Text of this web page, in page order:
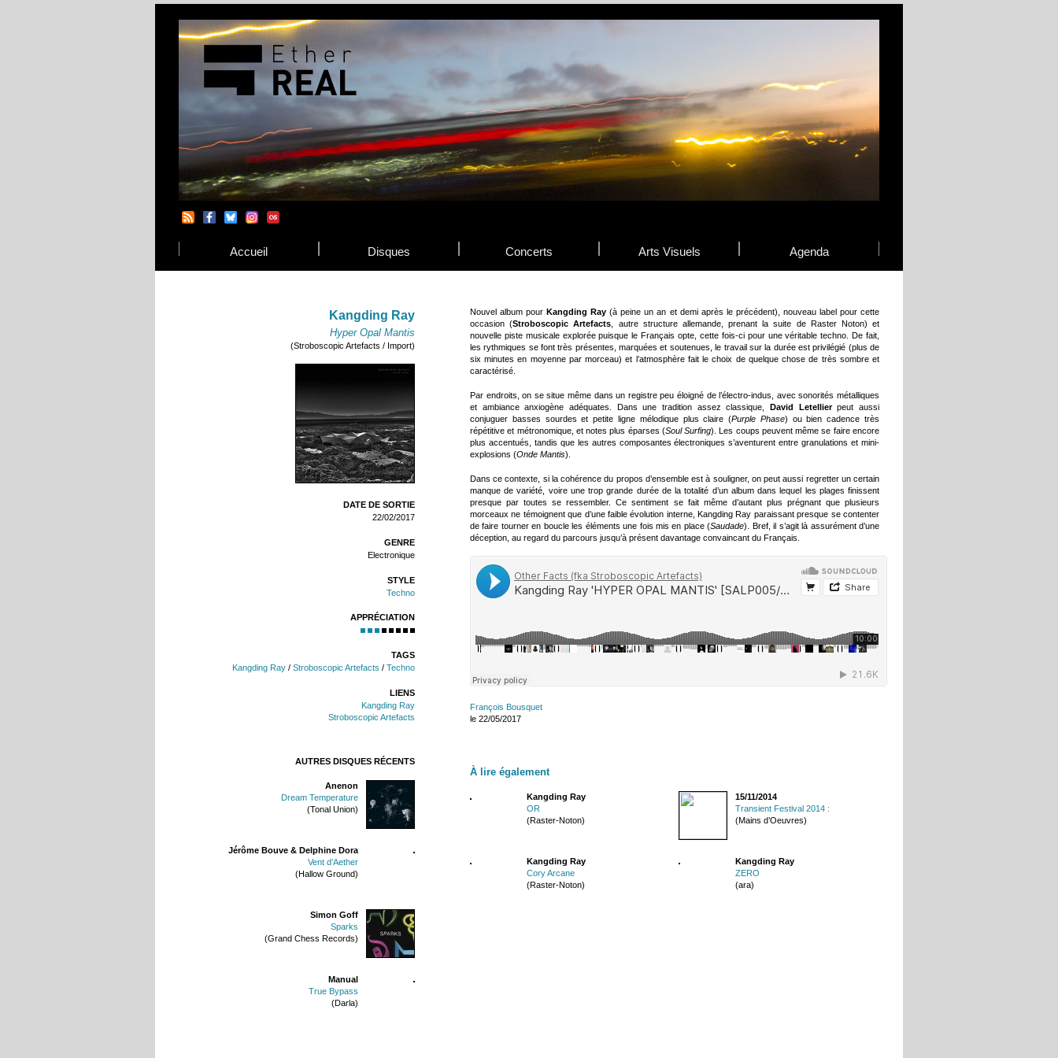
Accueil Disques Concerts Arts Visuels Agenda
Kangding Ray
Hyper Opal Mantis
(Stroboscopic Artefacts / Import)
DATE DE SORTIE
22/02/2017
GENRE
Electronique
STYLE
Techno
APPRÉCIATION
TAGS
Kangding Ray / Stroboscopic Artefacts / Techno
LIENS
Kangding Ray
Stroboscopic Artefacts
AUTRES DISQUES RÉCENTS
Anenon
Dream Temperature
(Tonal Union)
Jérôme Bouve & Delphine Dora
Vent d’Aether
(Hallow Ground)
Simon Goff
Sparks
(Grand Chess Records)
Manual
True Bypass
(Darla)
Nouvel album pourKangding Ray (à peine un an et demi après le précédent), nouveau label pour cette
occasion (Stroboscopic Artefacts , autre structure allemande, prenant la suite de Raster Noton) et
nouvelle piste musicale explorée puisque le Français opte, cette fois-ci pour une véritable techno. De fait,
les rythmiques se font très présentes, marquées et soutenues, le travail sur la durée est privilégié (plus de
six minutes en moyenne par morceau) et l’atmosphère fait le choix de quelque chose de très sombre et
caractérisé.
Par endroits, on se situe même dans un registre peu éloigné de l’électro-indus, avec sonorités métalliques
et ambiance anxiogène adéquates. Dans une tradition assez classique, David Letellierpeut aussi
conjuguer basses sourdes et petite ligne mélodique plus claire (Purple Phase) ou bien cadence très
répétitive et métronomique, et notes plus éparses (Soul Surfing). Les coups peuvent même se faire encore
plus accentués, tandis que les autres composantes électroniques s’aventurent entre granulations et mini-
explosions (Onde Mantis).
Dans ce contexte, si la cohérence du propos d’ensemble est à souligner, on peut aussi regretter un certain
manque de variété, voire une trop grande durée de la totalité d’un album dans lequel les plages finissent
presque par toutes se ressembler. Ce sentiment se fait même d’autant plus prégnant que plusieurs
morceaux ne témoignent que d’une faible évolution interne, Kangding Ray paraissant presque se contenter
de faire tourner en boucle les éléments une fois mis en place (Saudade). Bref, il s’agit là assurément d’une
déception, au regard du parcours jusqu’à présent davantage convaincant du Français.
François Bousquet
le 22/05/2017
À lire également
Kangding Ray
OR
(Raster-Noton)
15/11/2014
Transient Festival 2014 :
(Mains d’Oeuvres)
Kangding Ray
Cory Arcane
(Raster-Noton)
Kangding Ray
ZERO
(ara)